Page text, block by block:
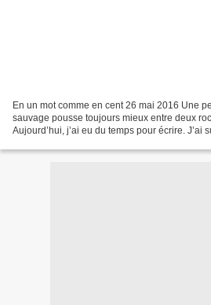
En un mot comme en cent 26 mai 2016 Une
sauvage pousse toujours mieux entre deux
Aujourd’hui, j’ai eu du temps pour écrire. J’ai